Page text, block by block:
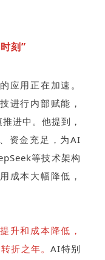
刻”
应用正在加速。
进行内部赋能，
进中。他提到，
资金充足，为AI
等技术架构
成本大幅降低，
升和成本降低，
折之年。AI特别